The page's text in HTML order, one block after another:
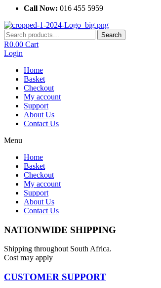
Call Now: 016 455 5959
Search
for:
Search
R0.00 Cart
Login
Home
Basket
Checkout
My account
Support
About Us
Contact Us
Menu
Home
Basket
Checkout
My account
Support
About Us
Contact Us
NATIONWIDE SHIPPING
Shipping throughout South Africa.
Cost may apply
CUSTOMER SUPPORT